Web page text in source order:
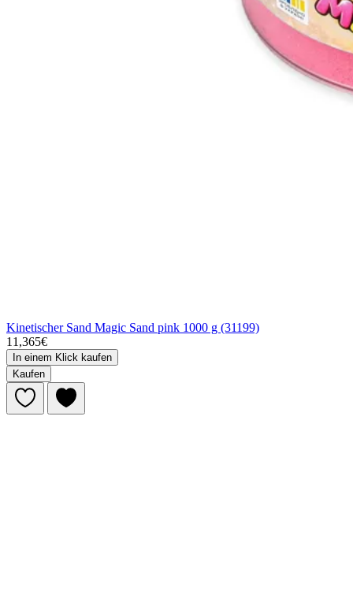
Kinetischer Sand Magic Sand pink 1000 g (31199)
11,365€
In einem Klick kaufen
Kaufen